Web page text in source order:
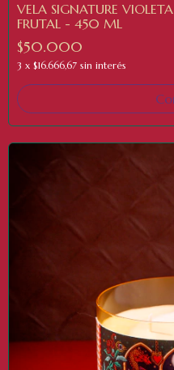
VELA SIGNATURE
FRUTAL - 450 ML
$50.000
3 x $16.666,67 sin interés